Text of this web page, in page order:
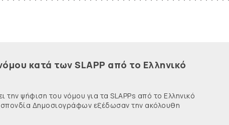
κατά των SLAPP από το Ελληνικό
την ψήφιση του νόμου για τα SLAPPs από το Ελληνικό
Δημοσιογράφων εξέδωσαν την ακόλουθη